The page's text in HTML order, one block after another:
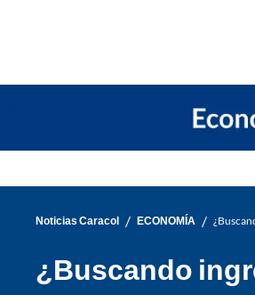
Noticias Caracol / ECONOMÍA /
¿Buscando